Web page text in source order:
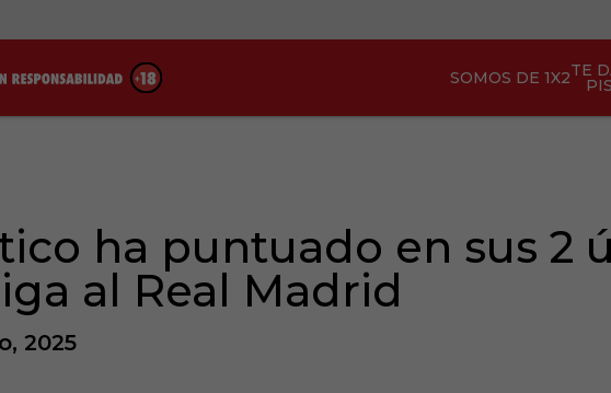
SOMOS DE 1X2TE
ha puntuado en sus 2
al Real Madrid
2025